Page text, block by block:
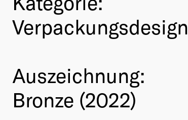
Verpackungsdesign
Auszeichnung:
Bronze (2022)